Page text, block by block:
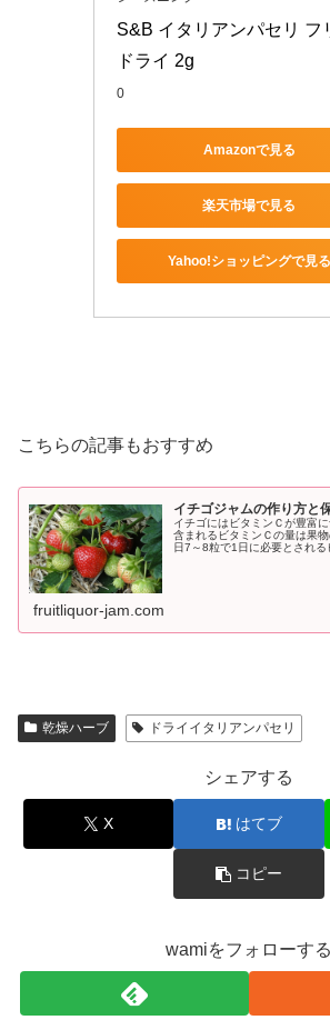
S&B イタリアンパセリ フ
ドライ 2g
0
Amazonで見る
楽天市場で見る
Yahoo!ショッピングで見る
こちらの記事もおすすめ
イチゴジャムの作り方と
イチゴにはビタミンＣが豊富
含まれるビタミンＣの量は果
日7～8粒で1日に必要とされる
fruitliquor-jam.com
乾燥ハーブ ドライイタリアンパセリ
シェアする
X はてブ
コピー
wamiをフォローする